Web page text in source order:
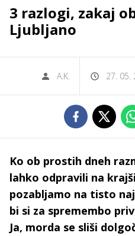
3 razlogi, zakaj
Ljubljano
A.K. 27. 05.
Ko ob prostih dneh
lahko odpravili na
pozabljamo na tisto
bi si za spremembo
Ja, morda se sliši